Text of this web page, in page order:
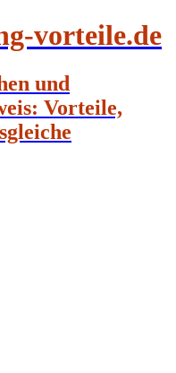
vorteile.de
und
Vorteile,